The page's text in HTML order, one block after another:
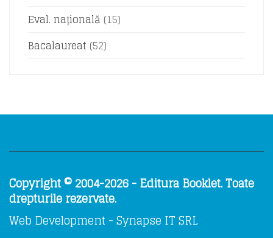
Eval. națională (15)
Bacalaureat (52)
Copyright © 2004-2026 - Editura Booklet. Toate
drepturile rezervate.
Web Development - Synapse IT SRL